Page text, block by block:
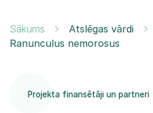
Sākums
Atslēgas vārdi
Ranunculus nemorosus
Projekta finansētāji un partneri